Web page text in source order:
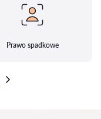
Prawo spadkowe